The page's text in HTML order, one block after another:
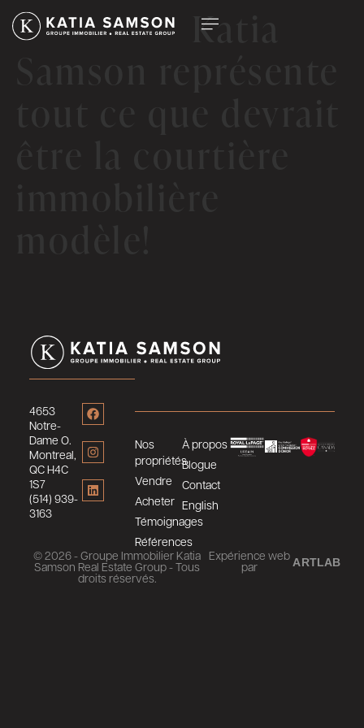
Pour moi, Katia
4653
Notre-
Dame O.
Montreal,
QC H4C
1S7
(514) 939-
3163
Nos
propriétés
Vendre
Acheter
Témoignages
Références
À propos
Blogue
Contact
English
© 2026 - Groupe Immobilier Katia
Samson Real Estate Group - Tous
droits réservés.
Expérience web
par ARTLAB